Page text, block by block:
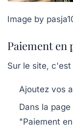
Image by
Paiement en
Sur le site,
Ajoutez vos
Dans la
"Paiement